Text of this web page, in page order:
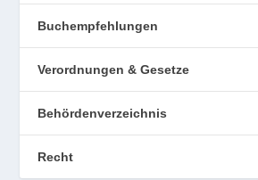
Buchempfehlungen
Verordnungen & Gesetze
Behördenverzeichnis
Recht